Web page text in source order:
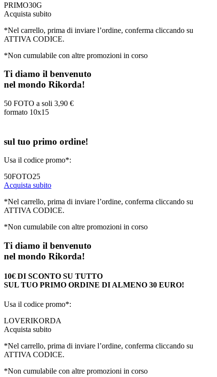
PRIMO30G
Acquista subito
*Nel carrello, prima di inviare l’ordine, conferma cliccando su
ATTIVA CODICE.
*Non cumulabile con altre promozioni in corso
Ti diamo il benvenuto
nel mondo Rikorda!
50 FOTO a soli 3,90 €
formato 10x15
sul tuo primo ordine!
Usa il codice promo*:
50FOTO25
Acquista subito
*Nel carrello, prima di inviare l’ordine, conferma cliccando su
ATTIVA CODICE.
*Non cumulabile con altre promozioni in corso
Ti diamo il benvenuto
nel mondo Rikorda!
10€ DI SCONTO SU TUTTO
SUL TUO PRIMO ORDINE DI ALMENO 30 EURO!
Usa il codice promo*:
LOVERIKORDA
Acquista subito
*Nel carrello, prima di inviare l’ordine, conferma cliccando su
ATTIVA CODICE.
*Non cumulabile con altre promozioni in corso